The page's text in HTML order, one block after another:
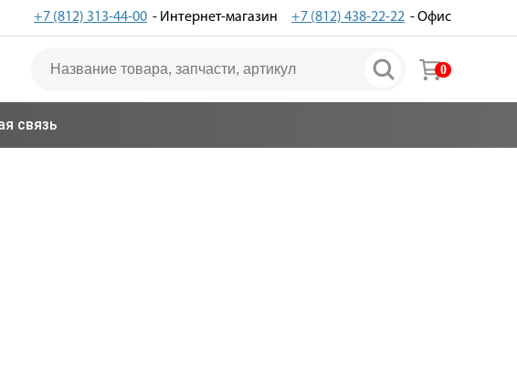
+7 (812) 313-44-00 - Интернет-магазин +7 (812) 438-22-22 - Офис
0
связь